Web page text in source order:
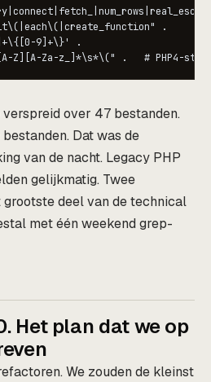
.
9]+\}' .
over 47 bestanden.
Dat was de
van de nacht. Legacy PHP
gelijkmatig. Twee
deel van de technical
met één weekend grep-
Het plan dat we op
We zouden de kleinst